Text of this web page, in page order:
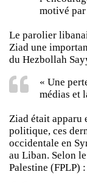
motivé
Le parolier
Ziad une
du Hezbollah
« Une
médias et
Ziad était apparu
politique, ces
occidentale en
au Liban. Selon
Palestine (FPLP) :